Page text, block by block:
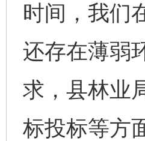
时间，我们
还存在薄弱
求，县林业
标投标等方